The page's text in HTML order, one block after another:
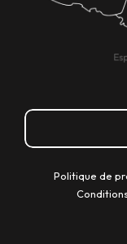
Politique de